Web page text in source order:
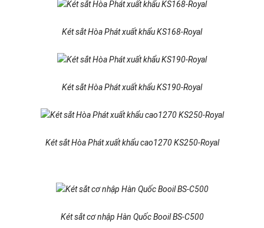
Két sắt Hòa Phát xuất khẩu KS168-Royal
Két sắt Hòa Phát xuất khẩu KS190-Royal
Két sắt Hòa Phát xuất khẩu cao1270 KS250-Royal
Két sắt cơ nhập Hàn Quốc Booil BS-C500